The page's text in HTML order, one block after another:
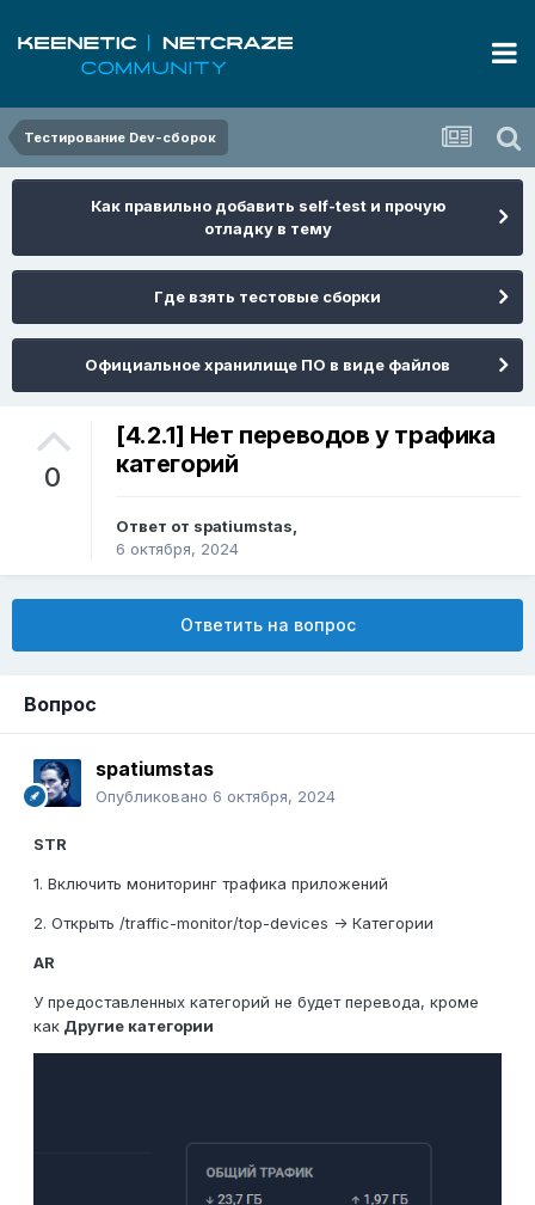
Тестирование Dev-сборок
Как правильно добавить self-test и прочую
отладку в тему
Где взять тестовые сборки
Официальное хранилище ПО в виде файлов
0
[4.2.1] Нет переводов у трафика
категорий
Ответ от spatiumstas,
6 октября, 2024
Ответить на вопрос
Вопрос
spatiumstas
Опубликовано 6 октября, 2024
STR
1. Включить мониторинг трафика приложений
2. Открыть /traffic-monitor/top-devices -> Категории
AR
У предоставленных категорий не будет перевода, кроме
как Другие категории